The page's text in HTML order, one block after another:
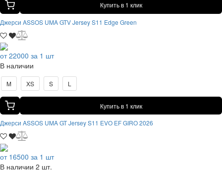
Купить в 1 клик
Джерси ASSOS UMA GTV Jersey S11 Edge Green
от 22000 за 1 шт
В наличии
M XS S L
Купить в 1 клик
Джерси ASSOS UMA GT Jersey S11 EVO EF GIRO 2026
от 16500 за 1 шт
В наличии 2 шт.